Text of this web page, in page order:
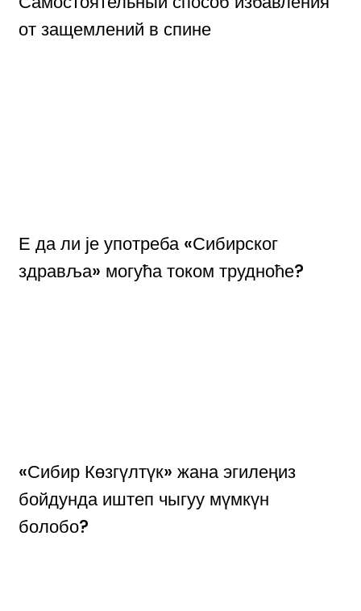
от защемлений в спине
Е да ли је употреба «Сибирског
здравља» могућа током трудноће?
«Сибир Көзгүлтүк» жана эгилеңиз
бойдунда иштеп чыгуу мүмкүн
болобо?